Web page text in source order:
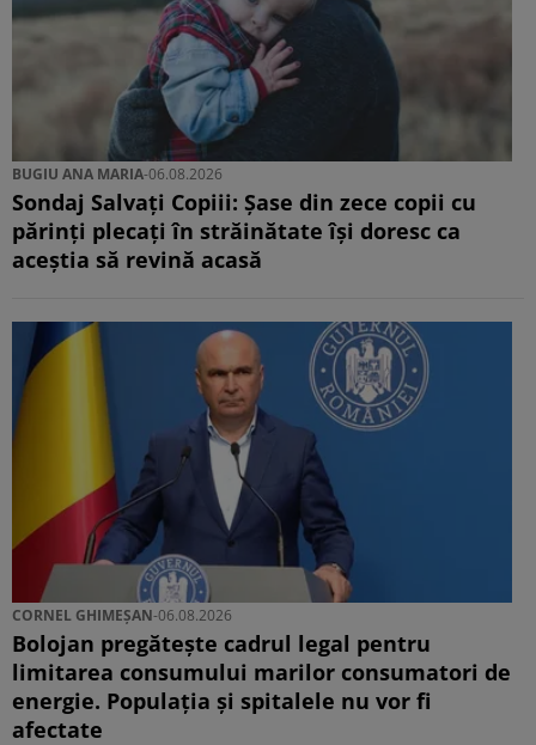
BUGIU ⁠ANA MARIA-06.08.2026
Sondaj Salvați Copiii: Șase din zece copii cu
părinți plecați în străinătate își doresc ca
aceștia să revină acasă
CORNEL GHIMEȘAN-06.08.2026
Bolojan pregătește cadrul legal pentru
limitarea consumului marilor consumatori de
energie. Populația și spitalele nu vor fi
afectate